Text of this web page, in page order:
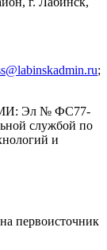
;
СМИ: Эл № ФС77-
службой по
и
первоисточник